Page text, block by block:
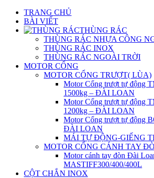
TRANG CHỦ
BÀI VIẾT
THÙNG RÁC
THÙNG RÁC NHỰA CÔNG
THÙNG RÁC INOX
THÙNG RÁC NGOÀI TRỜI
MOTOR CỔNG
MOTOR CỔNG TRƯỢT( LÙA)
Motor Cổng trượt tự động
1500kg – ĐÀI LOAN
Motor Cổng trượt tự động
1200kg – ĐÀI LOAN
Motor Cổng trượt tự động
ĐÀI LOAN
MÁI TỰ ĐỘNG-GIẾNG
MOTOR CỔNG CÁNH TAY
Motor cánh tay đòn Đài
MASTIFF300/400/400L
CỘT CHẮN INOX